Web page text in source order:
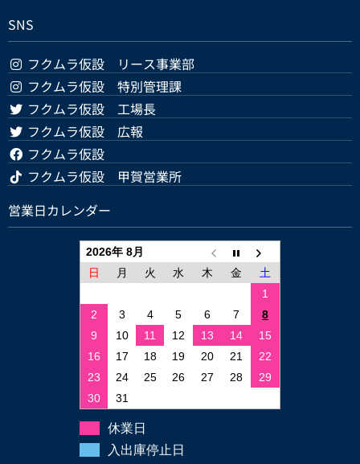
SNS
フクムラ仮設 リース事業部
フクムラ仮設 特別管理課
フクムラ仮設 工場長
フクムラ仮設 広報
フクムラ仮設
フクムラ仮設 甲賀営業所
営業日カレンダー
2026年 8月
日
月 火 水 木 金
土
1
2
3 4 5 6 7
8
9
10 11 12 13 14
15
16
17 18 19 20 21
22
23
24 25 26 27 28
29
30
31
休業日
入出庫停止日